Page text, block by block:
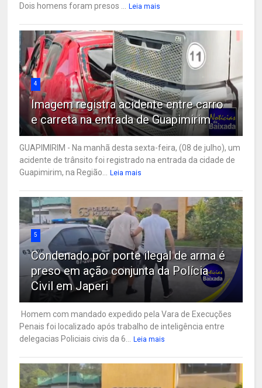
Dois homens foram presos ...
Leia mais
4
Imagem registra acidente entre carro
e carreta na entrada de Guapimirim
GUAPIMIRIM - Na manhã desta sexta-feira, (08 de julho), um
acidente de trânsito foi registrado na entrada da cidade de
Guapimirim, na Região...
Leia mais
5
Condenado por porte ilegal de arma é
preso em ação conjunta da Polícia
Civil em Japeri
Homem com mandado expedido pela Vara de Execuções
Penais foi localizado após trabalho de inteligência entre
delegacias Policiais civis da 6...
Leia mais